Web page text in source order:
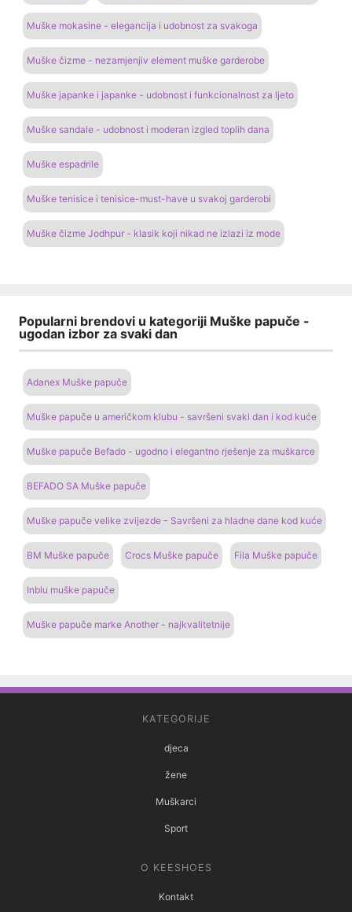
Muške mokasine - elegancija i udobnost za svakoga
Muške čizme - nezamjenjiv element muške garderobe
Muške japanke i japanke - udobnost i funkcionalnost za ljeto
Muške sandale - udobnost i moderan izgled toplih dana
Muške espadrile
Muške tenisice i tenisice-must-have u svakoj garderobi
Muške čizme Jodhpur - klasik koji nikad ne izlazi iz mode
Popularni brendovi u kategoriji Muške papuče -
ugodan izbor za svaki dan
Adanex Muške papuče
Muške papuče u američkom klubu - savršeni svaki dan i kod kuće
Muške papuče Befado - ugodno i elegantno rješenje za muškarce
BEFADO SA Muške papuče
Muške papuče velike zvijezde - Savršeni za hladne dane kod kuće
BM Muške papuče Crocs Muške papuče Fila Muške papuče
Inblu muške papuče
Muške papuče marke Another - najkvalitetnije
KATEGORIJE
djeca
žene
Muškarci
Sport
O KEESHOES
Kontakt